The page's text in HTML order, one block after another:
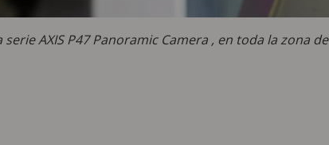
AXIS P47 Panoramic Camera , en toda la zona de